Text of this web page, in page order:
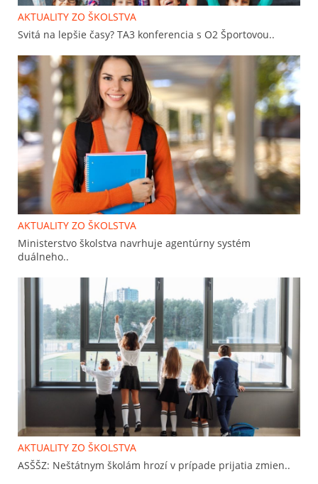
AKTUALITY ZO ŠKOLSTVA
Svitá na lepšie časy? TA3 konferencia s O2 Športovou..
AKTUALITY ZO ŠKOLSTVA
Ministerstvo školstva navrhuje agentúrny systém
duálneho..
AKTUALITY ZO ŠKOLSTVA
ASŠŠZ: Neštátnym školám hrozí v prípade prijatia zmien..